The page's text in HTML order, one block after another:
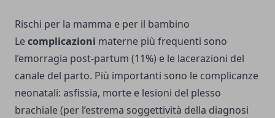
Rischi per la mamma e per il bambino
Lecomplicazioni materne più frequenti sono
l’emorragia post-partum (11%) e le lacerazioni del
canale del parto. Più importanti sono le complicanze
neonatali: asfissia, morte e lesioni del plesso
brachiale (per l’estrema soggettività della diagnosi